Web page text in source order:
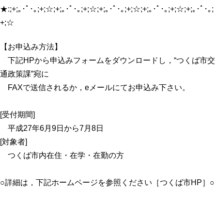
★:;+;｡･ﾟ･｡;+;☆;+;｡･ﾟ･｡;+;☆;+;｡･ﾟ･｡;+;☆;+;｡･ﾟ･｡;+;☆;+;｡･ﾟ･｡;
+;☆
【お申込み方法】
下記HPから申込みフォームをダウンロードし，“つくば市交
通政策課”宛に
FAXで送信されるか，eメールにてお申込み下さい。
[受付期間]
平成27年6月9日から7月8日
[対象者]
つくば市内在住・在学・在勤の方
○詳細は，下記ホームページを参照ください［つくば市HP］○